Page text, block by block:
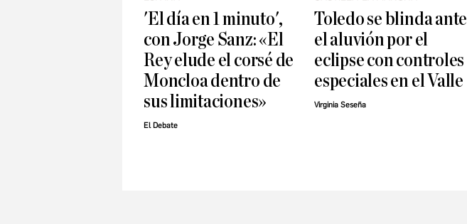
'El día en 1 minuto',
con Jorge Sanz: «El
Rey elude el corsé de
Moncloa dentro de
sus limitaciones»
El Debate
Toledo se blinda ante
el aluvión por el
eclipse con controles
especiales en el Valle
Virginia Seseña